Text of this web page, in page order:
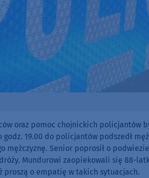
oraz pomoc chojnickich policjantów
godz. 19.00 do policjantów podszedł
mężczyznę. Senior poprosił o
Mundurowi zaopiekowali się 88-
proszą o empatię w takich sytuacjach.